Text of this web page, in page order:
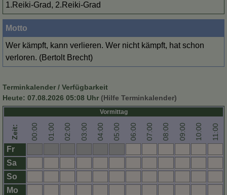
1.Reiki-Grad, 2.Reiki-Grad
Motto
Wer kämpft, kann verlieren. Wer nicht kämpft, hat schon
verloren. (Bertolt Brecht)
Terminkalender / Verfügbarkeit
Heute: 07.08.2026 05:08 Uhr (Hilfe Terminkalender)
Vormittag
Zeit: 00:00 01:00 02:00 03:00 04:00 05:00 06:00 07:00 08:00 09:00 10:00 11:00
Fr
Sa
So
Mo